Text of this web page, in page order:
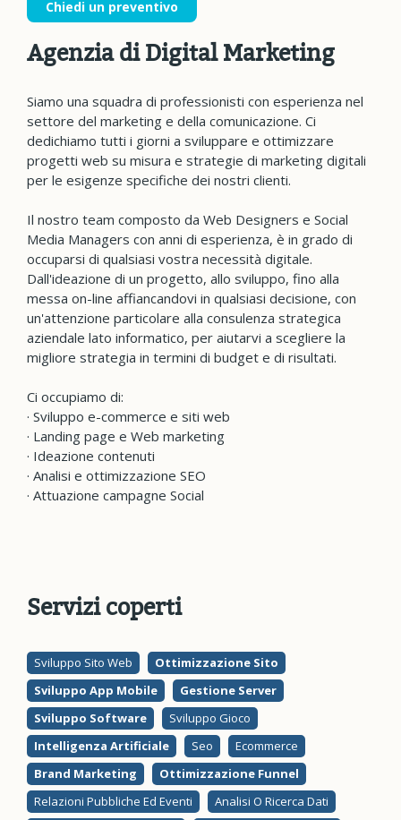
Chiedi un preventivo
Agenzia di Digital Marketing
Siamo una squadra di professionisti con esperienza nel
settore del marketing e della comunicazione. Ci
dedichiamo tutti i giorni a sviluppare e ottimizzare
progetti web su misura e strategie di marketing digitali
per le esigenze specifiche dei nostri clienti.
Il nostro team composto da Web Designers e Social
Media Managers con anni di esperienza, è in grado di
occuparsi di qualsiasi vostra necessità digitale.
Dall'ideazione di un progetto, allo sviluppo, fino alla
messa on-line affiancandovi in qualsiasi decisione, con
un'attenzione particolare alla consulenza strategica
aziendale lato informatico, per aiutarvi a scegliere la
migliore strategia in termini di budget e di risultati.
Ci occupiamo di:
· Sviluppo e-commerce e siti web
· Landing page e Web marketing
· Ideazione contenuti
· Analisi e ottimizzazione SEO
· Attuazione campagne Social
Servizi coperti
Sviluppo Sito Web
Ottimizzazione Sito
Sviluppo App Mobile
Gestione Server
Sviluppo Software
Sviluppo Gioco
Intelligenza Artificiale
Seo
Ecommerce
Brand Marketing
Ottimizzazione Funnel
Relazioni Pubbliche Ed Eventi
Analisi O Ricerca Dati